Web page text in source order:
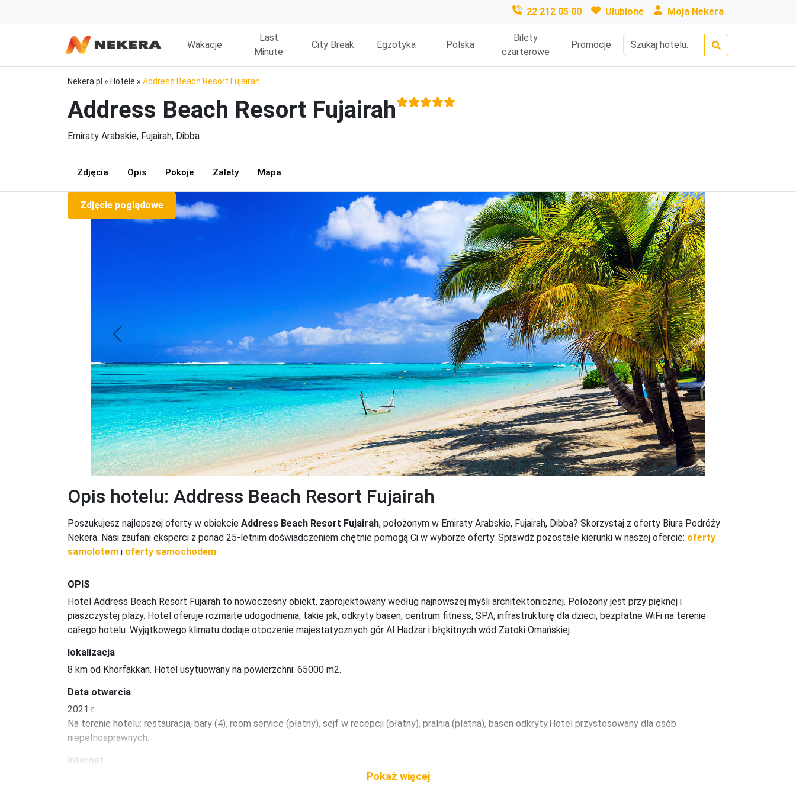
22 212 05 00 Ulubione Moja Nekera
Wakacje
Last
Minute
City Break Egzotyka Polska
Bilety
czarterowe
Promocje
Nekera.pl » Hotele » Address Beach Resort Fujairah
Address Beach Resort Fujairah
Emiraty Arabskie, Fujairah, Dibba
Zdjęcia Opis Pokoje Zalety Mapa
Zdjęcie poglądowe
Previous Next
Opis hotelu: Address Beach Resort Fujairah
Poszukujesz najlepszej oferty w obiekcie Address Beach Resort Fujairah, położonym w Emiraty Arabskie, Fujairah, Dibba? Skorzystaj z oferty Biura Podróży
Nekera. Nasi zaufani eksperci z ponad 25-letnim doświadczeniem chętnie pomogą Ci w wyborze oferty. Sprawdź pozostałe kierunki w naszej ofercie: oferty
samolotem i oferty samochodem
OPIS
Hotel Address Beach Resort Fujairah to nowoczesny obiekt, zaprojektowany według najnowszej myśli architektonicznej. Położony jest przy pięknej i
piaszczystej plaży. Hotel oferuje rozmaite udogodnienia, takie jak, odkryty basen, centrum fitness, SPA, infrastrukturę dla dzieci, bezpłatne WiFi na terenie
całego hotelu. Wyjątkowego klimatu dodaje otoczenie majestatycznych gór Al Hadżar i błękitnych wód Zatoki Omańskiej.
lokalizacja
8 km od Khorfakkan. Hotel usytuowany na powierzchni: 65000 m2.
Data otwarcia
2021 r.
Na terenie hotelu: restauracja, bary (4), room service (płatny), sejf w recepcji (płatny), pralnia (płatna), basen odkryty.Hotel przystosowany dla osób
niepełnosprawnych.
internet